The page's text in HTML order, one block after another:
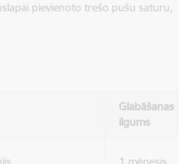
pievienoto trešo pušu saturu,
Glabāšanas
ilgums